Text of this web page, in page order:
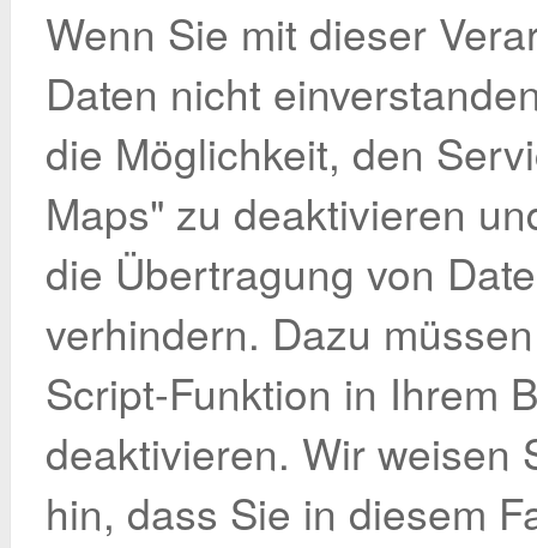
Wenn Sie mit dieser
Daten nicht
die Möglichkeit, den
Maps" zu deaktivieren
die Übertragung von
verhindern. Dazu
Script-Funktion in Ihrem
deaktivieren. Wir weisen
hin, dass Sie in diesem